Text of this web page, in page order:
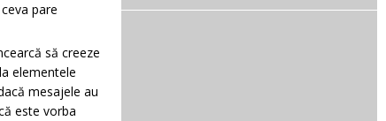
pare
să creeze
elementele
mesajele au
este vorba